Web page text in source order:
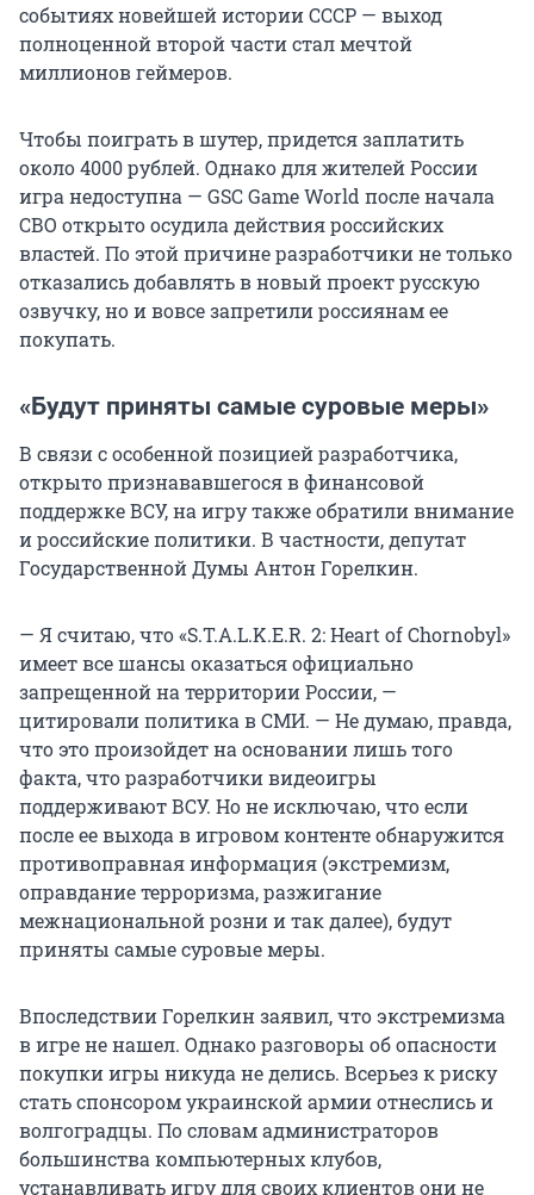
событиях новейшей истории СССР — выход
полноценной второй части стал мечтой
миллионов геймеров.
Чтобы поиграть в шутер, придется заплатить
около 4000 рублей. Однако для жителей России
игра недоступна — GSC Game World после начала
СВО открыто осудила действия российских
властей. По этой причине разработчики не только
отказались добавлять в новый проект русскую
озвучку, но и вовсе запретили россиянам ее
покупать.
«Будут приняты самые суровые меры»
В связи с особенной позицией разработчика,
открыто признававшегося в финансовой
поддержке ВСУ, на игру также обратили внимание
и российские политики. В частности, депутат
Государственной Думы Антон Горелкин.
— Я считаю, что «S.T.A.L.K.E.R. 2: Heart of Chornobyl»
имеет все шансы оказаться официально
запрещенной на территории России, —
цитировали политика в СМИ. — Не думаю, правда,
что это произойдет на основании лишь того
факта, что разработчики видеоигры
поддерживают ВСУ. Но не исключаю, что если
после ее выхода в игровом контенте обнаружится
противоправная информация (экстремизм,
оправдание терроризма, разжигание
межнациональной розни и так далее), будут
приняты самые суровые меры.
Впоследствии Горелкин заявил, что экстремизма
в игре не нашел. Однако разговоры об опасности
покупки игры никуда не делись. Всерьез к риску
стать спонсором украинской армии отнеслись и
волгоградцы. По словам администраторов
большинства компьютерных клубов,
устанавливать игру для своих клиентов они не